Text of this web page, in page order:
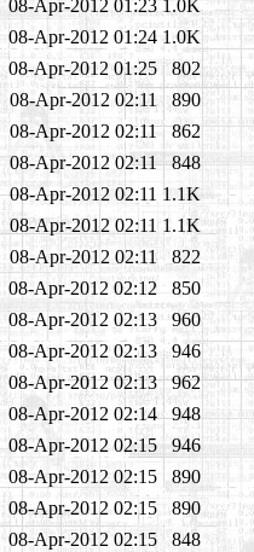
08-Apr-2012 01:23 1.0K
08-Apr-2012 01:24 1.0K
08-Apr-2012 01:25
802
08-Apr-2012 02:11
890
08-Apr-2012 02:11
862
08-Apr-2012 02:11
848
08-Apr-2012 02:11 1.1K
08-Apr-2012 02:11 1.1K
08-Apr-2012 02:11
822
08-Apr-2012 02:12
850
08-Apr-2012 02:13
960
08-Apr-2012 02:13
946
08-Apr-2012 02:13
962
08-Apr-2012 02:14
948
08-Apr-2012 02:15
946
08-Apr-2012 02:15
890
08-Apr-2012 02:15
890
08-Apr-2012 02:15
848